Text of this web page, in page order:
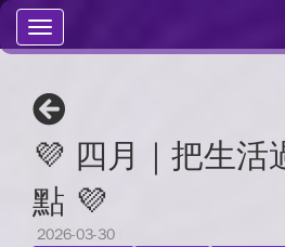
Toggle
navigation
💜 四月｜把生活
點 💜
2026-03-30